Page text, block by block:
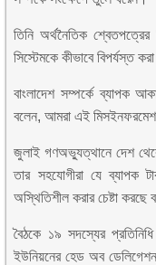
তিনি অর্থনৈতিক শ্বেতপত্রের
সিস্টেমকে কীভাবে বিপর্যস্ত
বাংলাদেশ সম্পর্কে ব্যাপক
বলেন, আমরা এই
জুলাই গণঅভ্যুত্থানে দেশ থেকে
তার সহযোগীরা যে ব্যাপক
অস্থিতিশীল করার চেষ্টা
বৈঠকে ১৯ সদস্যের
ইউনিয়নের হেড অব